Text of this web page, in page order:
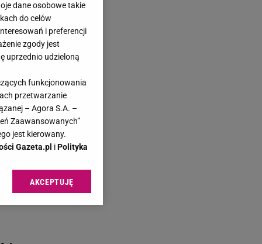
dane osobowe takie
do celów
i preferencji
zgody jest
uprzednio udzieloną
funkcjonowania
przetwarzanie
– Agora S.A. –
Zaawansowanych”
jest kierowany.
Gazeta.pl iPolityka
sp. z o.o., jej
AKCEPTUJĘ